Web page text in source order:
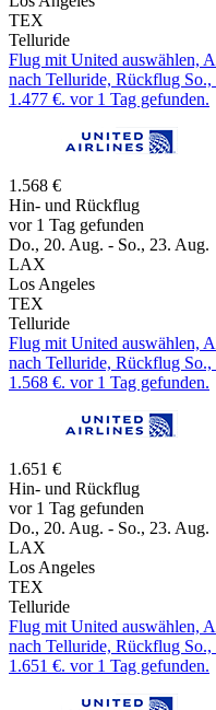
TEX
Telluride
Flug mit United auswählen,
nach Telluride, Rückflug
1.477 €. vor 1 Tag gefunden.
1.568 €
Hin- und Rückflug
vor 1 Tag gefunden
Do., 20. Aug. - So., 23. Aug.
LAX
Los Angeles
TEX
Telluride
Flug mit United auswählen,
nach Telluride, Rückflug
1.568 €. vor 1 Tag gefunden.
1.651 €
Hin- und Rückflug
vor 1 Tag gefunden
Do., 20. Aug. - So., 23. Aug.
LAX
Los Angeles
TEX
Telluride
Flug mit United auswählen,
nach Telluride, Rückflug
1.651 €. vor 1 Tag gefunden.